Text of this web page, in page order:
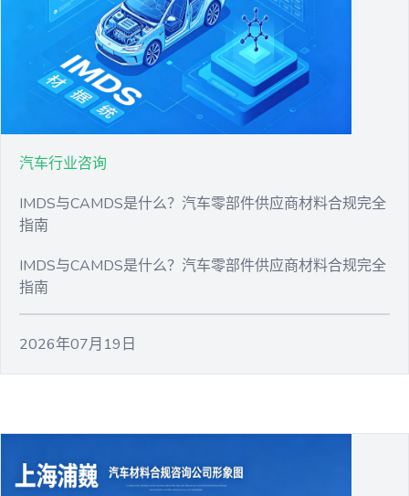
汽车行业咨询
IMDS与CAMDS是什么？汽车零部件供应商材料合规完全
指南
IMDS与CAMDS是什么？汽车零部件供应商材料合规完全
指南
2026年07月19日